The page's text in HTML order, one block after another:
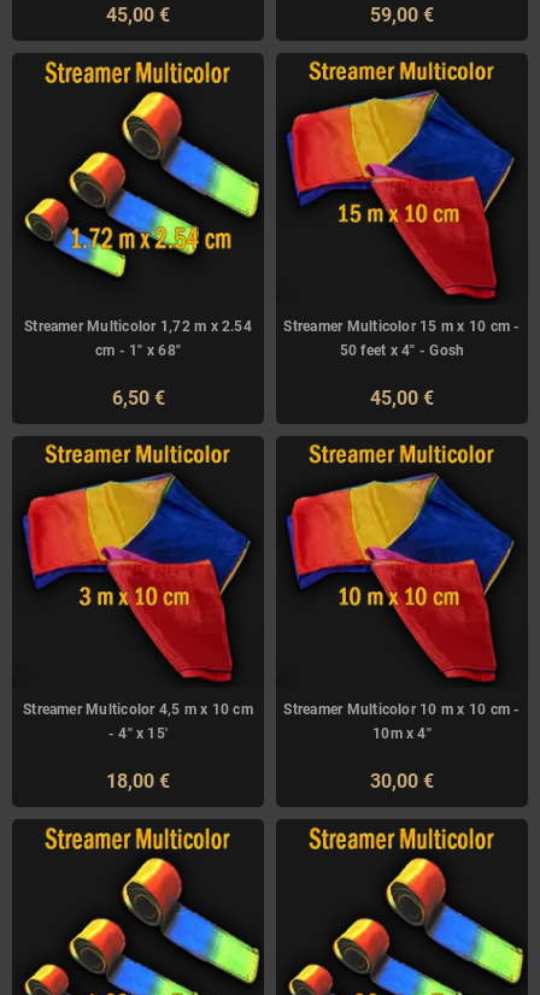
45,00 € 59,00 €
Streamer Multicolor 1,72 m x 2.54
cm - 1" x 68"
6,50 €
Streamer Multicolor 15 m x 10 cm -
50 feet x 4" - Gosh
45,00 €
Streamer Multicolor 4,5 m x 10 cm
- 4" x 15'
18,00 €
Streamer Multicolor 10 m x 10 cm -
10m x 4"
30,00 €